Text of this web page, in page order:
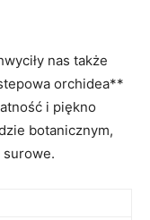
nas także
orchidea**
i piękno
botanicznym,
surowe.